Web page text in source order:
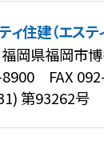
住建（エステ
岡県福岡市
FAX
第93262号